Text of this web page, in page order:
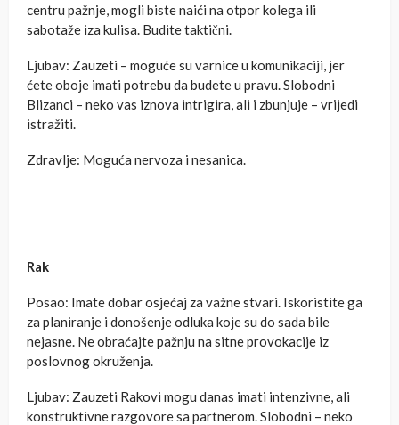
centru pažnje, mogli biste naići na otpor kolega ili
sabotaže iza kulisa. Budite taktični.
Ljubav: Zauzeti – moguće su varnice u komunikaciji, jer
ćete oboje imati potrebu da budete u pravu. Slobodni
Blizanci – neko vas iznova intrigira, ali i zbunjuje – vrijedi
istražiti.
Zdravlje: Moguća nervoza i nesanica.
Rak
Posao: Imate dobar osjećaj za važne stvari. Iskoristite ga
za planiranje i donošenje odluka koje su do sada bile
nejasne. Ne obraćajte pažnju na sitne provokacije iz
poslovnog okruženja.
Ljubav: Zauzeti Rakovi mogu danas imati intenzivne, ali
konstruktivne razgovore sa partnerom. Slobodni – neko